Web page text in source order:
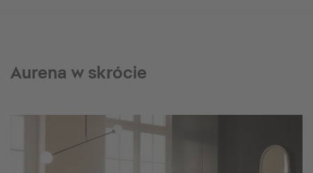
Aurena w skrócie